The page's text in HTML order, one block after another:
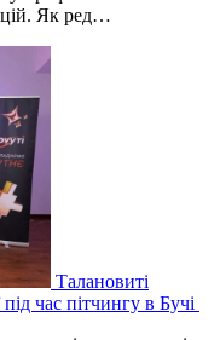
Як ред…
Талановиті
під час пітчингу в Бучі